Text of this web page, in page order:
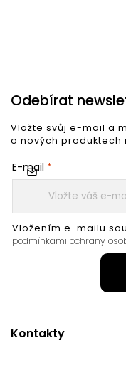
Kontakty
Odebírat
Vložte svůj e-mail a
o nových produktech
E-mail
Vložením e-mailu
podmínkami ochrany